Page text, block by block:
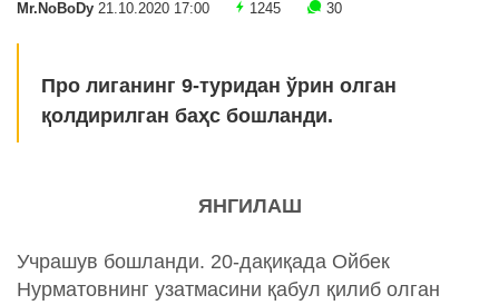
Mr.NoBoDy 21.10.2020 17:00 1245 30
Про лиганинг 9-туридан ўрин олган
қолдирилган баҳс бошланди.
ЯНГИЛАШ
Учрашув бошланди. 20-дақиқада Ойбек
Нурматовнинг узатмасини қабул қилиб олган